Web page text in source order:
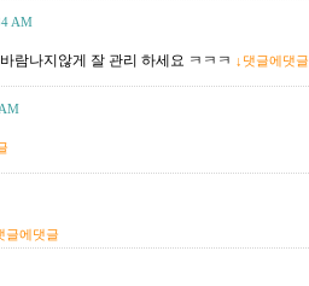
AM
람나지않게 잘 관리 하세요 ㅋㅋㅋ ↓댓글에댓글
글에댓글